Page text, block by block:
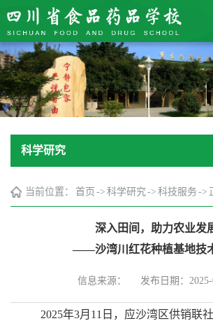
科学研究
当前位置： 首页 -> 科学研究-> 科技服务 ->
深入田间，助力农业发
——沙湾川红花种植基地技
信息来源： 发布日期：
2025年3月 11 日，应沙湾区供销联